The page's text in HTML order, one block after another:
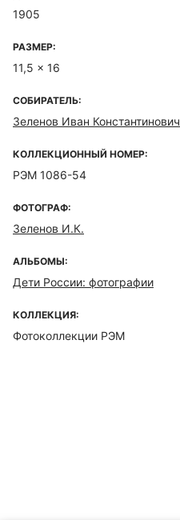
1905
РАЗМЕР:
11,5 x 16
СОБИРАТЕЛЬ:
Зеленов Иван Константинович
КОЛЛЕКЦИОННЫЙ НОМЕР:
РЭМ 1086-54
ФОТОГРАФ:
Зеленов И.К.
АЛЬБОМЫ:
Дети России: фотографии
КОЛЛЕКЦИЯ:
Фотоколлекции РЭМ